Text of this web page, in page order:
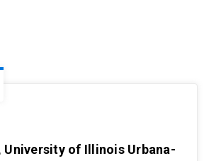
University of Illinois Urbana-